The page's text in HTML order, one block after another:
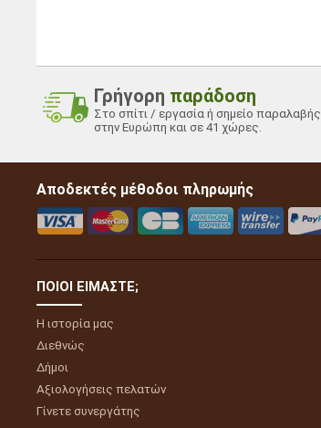
Γρήγορη παράδοση
Στο σπίτι / εργασία ή σημείο παραλαβής
στην Ευρώπη και σε 41 χώρες.
Αποδεκτές μέθοδοι πληρωμής
ΠΟΙΟΙ ΕΊΜΑΣΤΕ;
Η ιστορία μας
Διεθνώς
Δήμοι
Αξιολογήσεις πελατών
Γίνετε συνεργάτης